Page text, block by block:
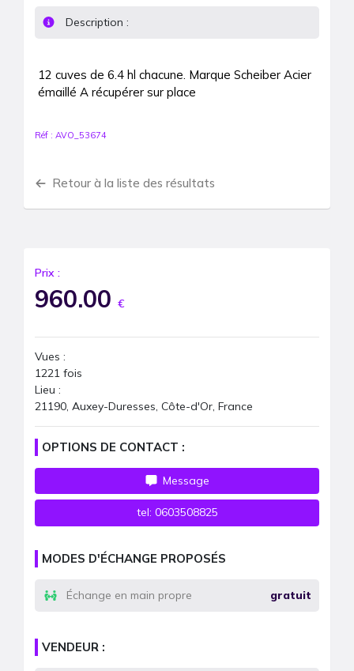
Description :
12 cuves de 6.4 hl chacune. Marque Scheiber Acier
émaillé A récupérer sur place
Réf : AVO_53674
Retour à la liste des résultats
Prix :
960.00 €
Vues :
1221 fois
Lieu :
21190, Auxey-Duresses, Côte-d'Or, France
OPTIONS DE CONTACT :
Message
tel: 0603508825
MODES D'ÉCHANGE PROPOSÉS
Échange en main propre gratuit
VENDEUR :